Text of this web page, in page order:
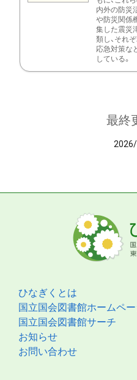
内外の防災
や防災関係
集した震災
類し、それ
応急対策な
している。
最終
ひなぎくとは
国立国会図書館ホームペ
国立国会図書館サーチ
お知らせ
お問い合わせ